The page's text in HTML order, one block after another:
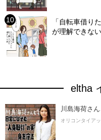
「自転車借り
が理解できな
eltha
川島海荷さ
オリコンタイア